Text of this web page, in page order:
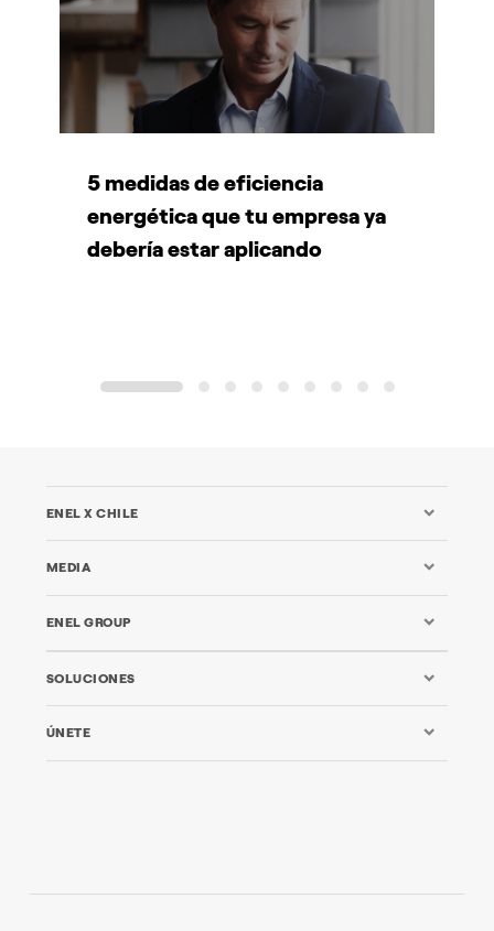
5 medidas de eficiencia
energética que tu empresa ya
debería estar aplicando
1 2 3 4 5 6 7 8 9
ENEL X CHILE
MEDIA
ENEL GROUP
SOLUCIONES
ÚNETE